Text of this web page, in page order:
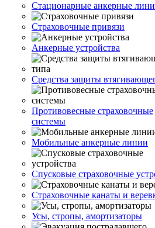
Стационарные анкерные
Страховочные привязи
Анкерные устройства
Средства защиты
Противовесные страховочные
системы
Мобильные анкерные линии
Спусковые страховочные
Страховочные канаты и
Усы, стропы, амортизаторы